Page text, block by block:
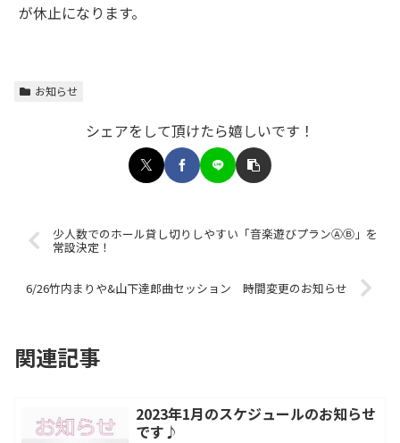
が休止になります。
お知らせ
シェアをして頂けたら嬉しいです！
少人数でのホール貸し切りしやすい「音楽遊びプランⒶⒷ」を
常設決定！
6/26竹内まりや&山下達郎曲セッション 時間変更のお知らせ
関連記事
2023年1月のスケジュールのお知らせ
です♪